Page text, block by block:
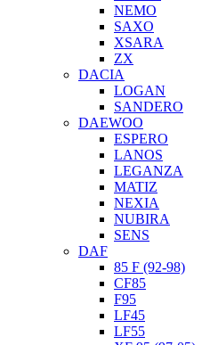
NEMO
SAXO
XSARA
ZX
DACIA
LOGAN
SANDERO
DAEWOO
ESPERO
LANOS
LEGANZA
MATIZ
NEXIA
NUBIRA
SENS
DAF
85 F (92-98)
CF85
F95
LF45
LF55